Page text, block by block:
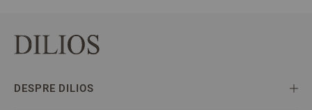
DESPRE DILIOS